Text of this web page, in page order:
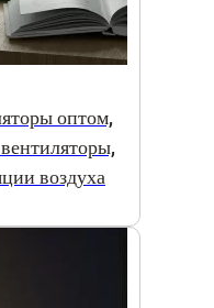
оптом,
воздуха